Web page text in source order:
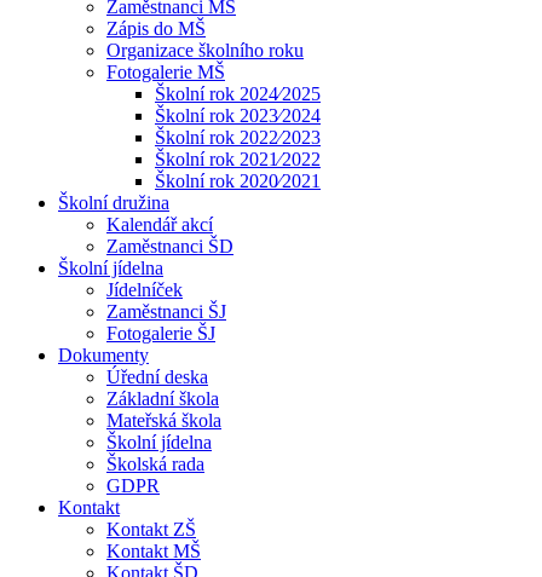
Zaměstnanci MŠ
Zápis do MŠ
Organizace školního roku
Fotogalerie MŠ
Školní rok 2024⁄2025
Školní rok 2023⁄2024
Školní rok 2022⁄2023
Školní rok 2021⁄2022
Školní rok 2020⁄2021
Školní družina
Kalendář akcí
Zaměstnanci ŠD
Školní jídelna
Jídelníček
Zaměstnanci ŠJ
Fotogalerie ŠJ
Dokumenty
Úřední deska
Základní škola
Mateřská škola
Školní jídelna
Školská rada
GDPR
Kontakt
Kontakt ZŠ
Kontakt MŠ
Kontakt ŠD